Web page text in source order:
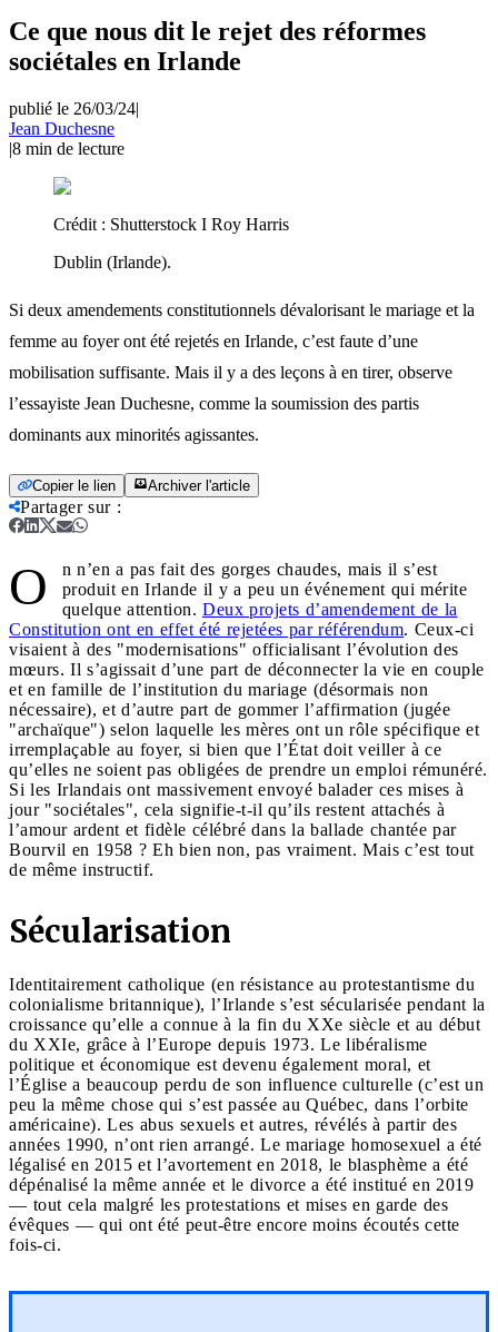
Ce que nous dit le rejet des réformes
sociétales en Irlande
publié le 26/03/24|
Jean Duchesne
|8 min de lecture
Crédit : Shutterstock I Roy Harris
Dublin (Irlande).
Si deux amendements constitutionnels dévalorisant le mariage et la
femme au foyer ont été rejetés en Irlande, c’est faute d’une
mobilisation suffisante. Mais il y a des leçons à en tirer, observe
l’essayiste Jean Duchesne, comme la soumission des partis
dominants aux minorités agissantes.
Copier le lien Archiver l'article
Partager sur:
O
n n’en a pas fait des gorges chaudes, mais il s’est
produit en Irlande il y a peu un événement qui mérite
quelque attention. Deux projets d’amendement de la
Constitution ont en effet été rejetées par référendum. Ceux-ci
visaient à des "modernisations" officialisant l’évolution des
mœurs. Il s’agissait d’une part de déconnecter la vie en couple
et en famille de l’institution du mariage (désormais non
nécessaire), et d’autre part de gommer l’affirmation (jugée
"archaïque") selon laquelle les mères ont un rôle spécifique et
irremplaçable au foyer, si bien que l’État doit veiller à ce
qu’elles ne soient pas obligées de prendre un emploi rémunéré.
Si les Irlandais ont massivement envoyé balader ces mises à
jour "sociétales", cela signifie-t-il qu’ils restent attachés à
l’amour ardent et fidèle célébré dans la ballade chantée par
Bourvil en 1958 ? Eh bien non, pas vraiment. Mais c’est tout
de même instructif.
Sécularisation
Identitairement catholique (en résistance au protestantisme du
colonialisme britannique), l’Irlande s’est sécularisée pendant la
croissance qu’elle a connue à la fin du XXe siècle et au début
du XXIe, grâce à l’Europe depuis 1973. Le libéralisme
politique et économique est devenu également moral, et
l’Église a beaucoup perdu de son influence culturelle (c’est un
peu la même chose qui s’est passée au Québec, dans l’orbite
américaine). Les abus sexuels et autres, révélés à partir des
années 1990, n’ont rien arrangé. Le mariage homosexuel a été
légalisé en 2015 et l’avortement en 2018, le blasphème a été
dépénalisé la même année et le divorce a été institué en 2019
— tout cela malgré les protestations et mises en garde des
évêques — qui ont été peut-être encore moins écoutés cette
fois-ci.